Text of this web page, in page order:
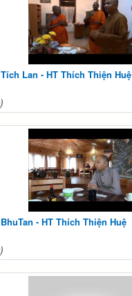
Lan - HT Thích Thiện Huệ
- HT Thích Thiện Huệ